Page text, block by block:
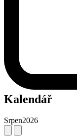
Kalendář
Srpen2026